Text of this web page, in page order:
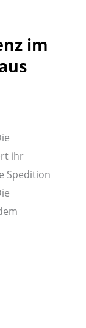
im
ihr
Spedition